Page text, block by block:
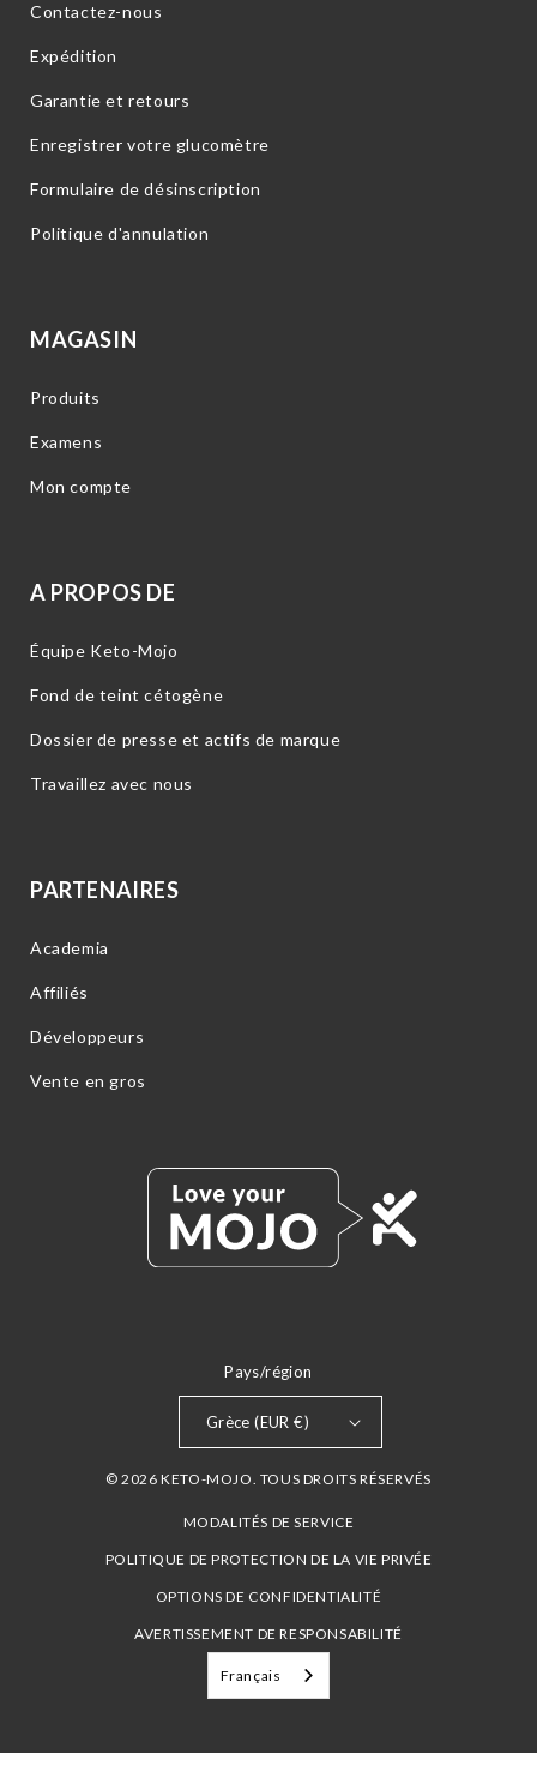
Contactez-nous
Expédition
Garantie et retours
Enregistrer votre glucomètre
Formulaire de désinscription
Politique d'annulation
MAGASIN
Produits
Examens
Mon compte
A PROPOS DE
Équipe Keto-Mojo
Fond de teint cétogène
Dossier de presse et actifs de marque
Travaillez avec nous
PARTENAIRES
Academia
Affiliés
Développeurs
Vente en gros
Pays/région
Grèce (EUR €)
© 2026 KETO-MOJO. TOUS DROITS RÉSERVÉS
MODALITÉS DE SERVICE
POLITIQUE DE PROTECTION DE LA VIE PRIVÉE
OPTIONS DE CONFIDENTIALITÉ
AVERTISSEMENT DE RESPONSABILITÉ
Français